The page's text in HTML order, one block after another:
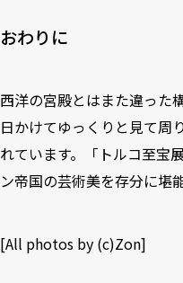
おわりに
西洋の宮殿とはまた違った
日かけてゆっくりと見て周
れています。「トルコ至宝
ン帝国の芸術美を存分に堪
[All photos by (c)Zon]